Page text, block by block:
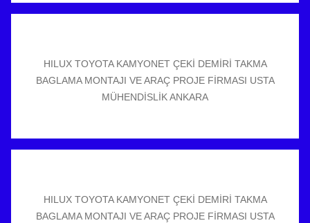
HILUX TOYOTA KAMYONET ÇEKİ DEMİRİ TAKMA
BAGLAMA MONTAJI VE ARAÇ PROJE FİRMASI USTA
MÜHENDİSLİK ANKARA
HILUX TOYOTA KAMYONET ÇEKİ DEMİRİ TAKMA
BAGLAMA MONTAJI VE ARAÇ PROJE FİRMASI USTA